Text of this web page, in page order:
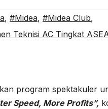
, #Midea, #Midea Club,
Teknisi AC Tingkat
program spektakuler
Speed, More Profits”,